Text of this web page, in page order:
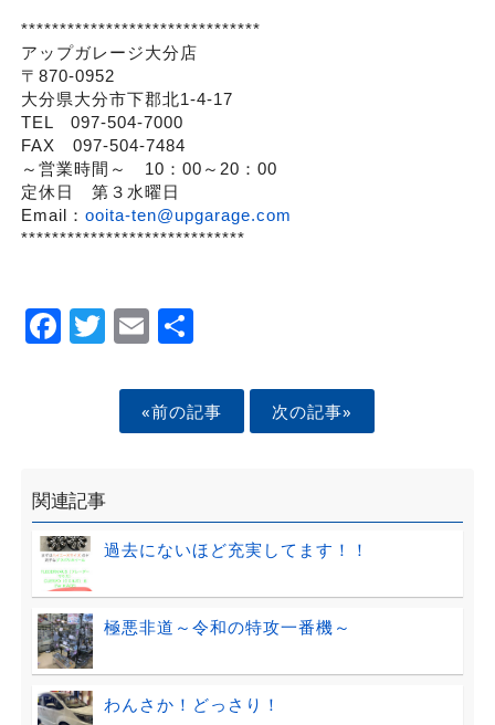
*******************************
アップガレージ大分店
〒870-0952
大分県大分市下郡北1-4-17
TEL 097-504-7000
FAX 097-504-7484
～営業時間～ 10：00～20：00
定休日 第３水曜日
Email： ooita-ten@upgarage.com
*****************************
Facebook
Twitter
EmailShare
«前の記事 次の記事»
関連記事
過去にないほど充実してます！！
極悪非道～令和の特攻一番機～
わんさか！どっさり！